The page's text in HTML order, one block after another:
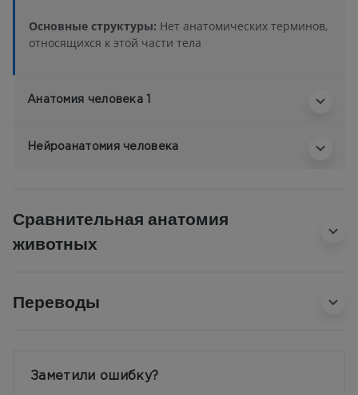
Основные структуры: Нет анатомических терминов,
относящихся к этой части тела
Анатомия человека 1
Нейроанатомия человека
Сравнительная анатомия
животных
Переводы
Заметили ошибку?